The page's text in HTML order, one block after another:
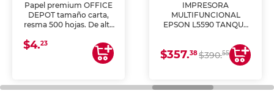
Papel premium OFFICE
DEPOT tamaño carta,
resma 500 hojas. De alta
uniforme, ideal para
impresoras de inyección
de tinta y láser,
general de oficina.
$4.23
IMPRESORA
MULTIFUNCIONAL
EPSON L5590 TANQUE
COPIA Y ESCANEA)
$357.38$390.55